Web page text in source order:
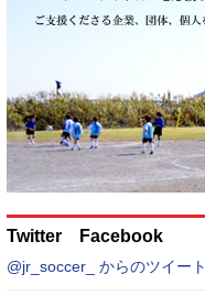
Twitter Facebook
@jr_soccer_ からのツイート